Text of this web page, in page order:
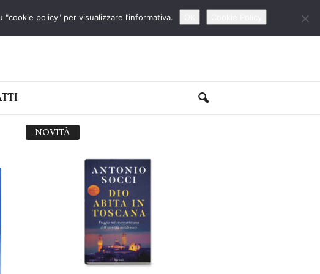
NOVITÀ
policy" per visualizzare l’informativa.